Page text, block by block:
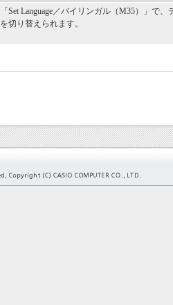
「Set Language／バイリンガル（M35）」で
を切り替えられます。